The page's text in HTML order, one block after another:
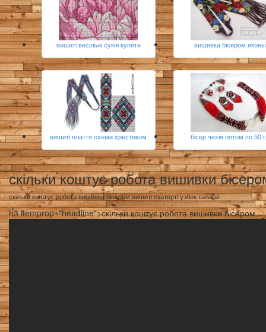
вишиті весільні сукні купити вишивка бісером иконы
вишиті плаття схеми хрестиком бісер чехія оптом по 50
скільки коштує робота вишивки
скільки коштує робота вишивки бісером вишиті скатерті узбек талаба
h3 itemprop="headline">скільки коштує робота вишивки бісером